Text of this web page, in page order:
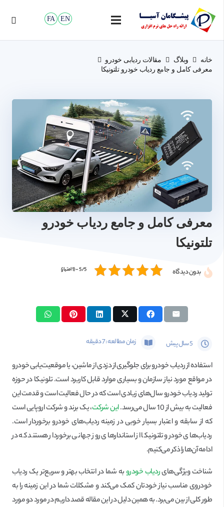
FA EN
خانه وبلاگ
مقالات ردیابی خودرو
معرفی کامل و جامع ردیاب‌ خودرو تلتونیکا
معرفی کامل و جامع ردیاب‌ خودرو
تلتونیکا
بدون دیدگاه 5/5 - (1 امتیاز)
5 سال پیش زمان مطالعه :7دقیقه
استفاده از ردیاب خودرو برای جلوگیری از دزدی از ماشین، یا موقعیت‌یابی خودرو
در مواقع مورد نیاز سازمان و بسیاری موارد قابل کاربرد است. تلونیکا در حوزه
تولید ردیاب خودرو سال‌های زیادی است که در حال فعالیت است و قدمت این
فعالیت به بیش از 10 سال می‌رسد.
این شرکت، یک برند و شرکت اروپایی است
که از سابقه و اعتبار بسیار خوبی در زمینه ردیاب‌های خودرو برخوردار است.
ردیاب‌های خودرو تلتونیکا از استاندارهای روز جهانی برخوردار هستند که در
ادامه آن‌ها را ذکر می‌کنیم.
شناخت ویژگی‌هایردیاب خودروبه شما در انتخاب بهتر و سریع‌تر یک ردیاب
خودروی مناسب نیاز خودتان کمک می‌کند و مشکلات شما در این زمینه را به
طور کلی از بین می‌برد. به همین دلیل در این مقاله قصد داریم در مورد دو مورد